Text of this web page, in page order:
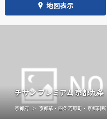
地図表示
チサン プレミアム 京都九条
京都府 京都駅・四条河原町・京都御所